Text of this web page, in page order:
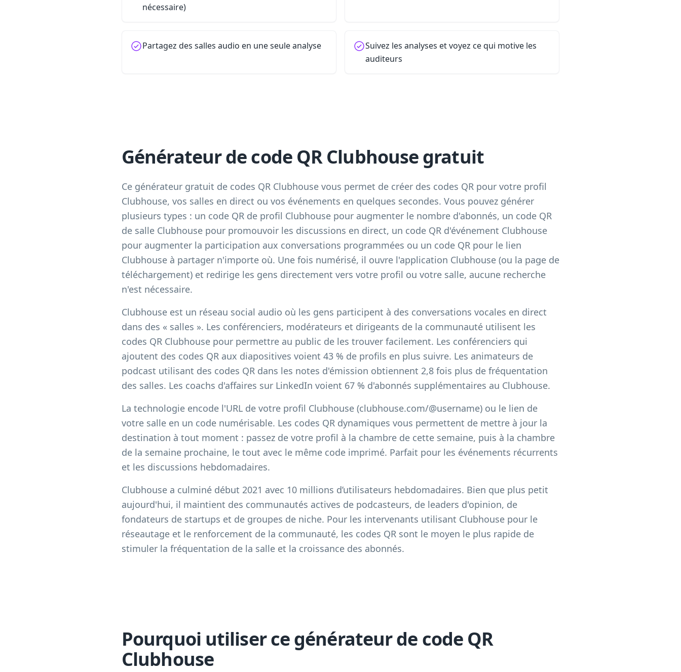
nécessaire)
Partagez des salles audio en une seule analyse
Suivez les analyses et voyez ce qui motive les
auditeurs
Générateur de code QR Clubhouse gratuit
Ce générateur gratuit de codes QR Clubhouse vous permet de créer des codes QR pour votre profil
Clubhouse, vos salles en direct ou vos événements en quelques secondes. Vous pouvez générer
plusieurs types : un code QR de profil Clubhouse pour augmenter le nombre d'abonnés, un code QR
de salle Clubhouse pour promouvoir les discussions en direct, un code QR d'événement Clubhouse
pour augmenter la participation aux conversations programmées ou un code QR pour le lien
Clubhouse à partager n'importe où. Une fois numérisé, il ouvre l'application Clubhouse (ou la page de
téléchargement) et redirige les gens directement vers votre profil ou votre salle, aucune recherche
n'est nécessaire.
Clubhouse est un réseau social audio où les gens participent à des conversations vocales en direct
dans des « salles ». Les conférenciers, modérateurs et dirigeants de la communauté utilisent les
codes QR Clubhouse pour permettre au public de les trouver facilement. Les conférenciers qui
ajoutent des codes QR aux diapositives voient 43 % de profils en plus suivre. Les animateurs de
podcast utilisant des codes QR dans les notes d'émission obtiennent 2,8 fois plus de fréquentation
des salles. Les coachs d'affaires sur LinkedIn voient 67 % d'abonnés supplémentaires au Clubhouse.
La technologie encode l'URL de votre profil Clubhouse (clubhouse.com/@username) ou le lien de
votre salle en un code numérisable. Les codes QR dynamiques vous permettent de mettre à jour la
destination à tout moment : passez de votre profil à la chambre de cette semaine, puis à la chambre
de la semaine prochaine, le tout avec le même code imprimé. Parfait pour les événements récurrents
et les discussions hebdomadaires.
Clubhouse a culminé début 2021 avec 10 millions d’utilisateurs hebdomadaires. Bien que plus petit
aujourd'hui, il maintient des communautés actives de podcasteurs, de leaders d'opinion, de
fondateurs de startups et de groupes de niche. Pour les intervenants utilisant Clubhouse pour le
réseautage et le renforcement de la communauté, les codes QR sont le moyen le plus rapide de
stimuler la fréquentation de la salle et la croissance des abonnés.
Pourquoi utiliser ce générateur de code QR
Clubhouse